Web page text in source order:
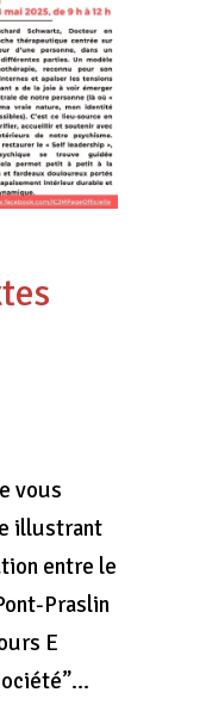
vous
illustrant
entre le
Praslin
E